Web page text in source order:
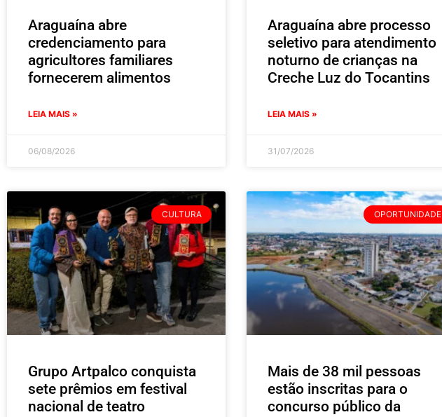
Araguaína abre
credenciamento para
agricultores familiares
fornecerem alimentos
LEIA MAIS »
06/08/2026
Araguaína abre processo
seletivo para atendimento
noturno de crianças na
Creche Luz do Tocantins
LEIA MAIS »
31/07/2026
CULTURA
Grupo Artpalco conquista
sete prêmios em festival
nacional de teatro
OPORTUNIDADE
Mais de 38 mil pessoas
estão inscritas para o
concurso público da